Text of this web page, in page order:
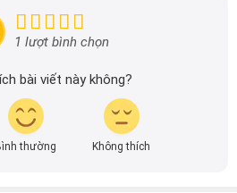
hơn.
1 lượt bình chọn
bài viết này không?
thường Không thích